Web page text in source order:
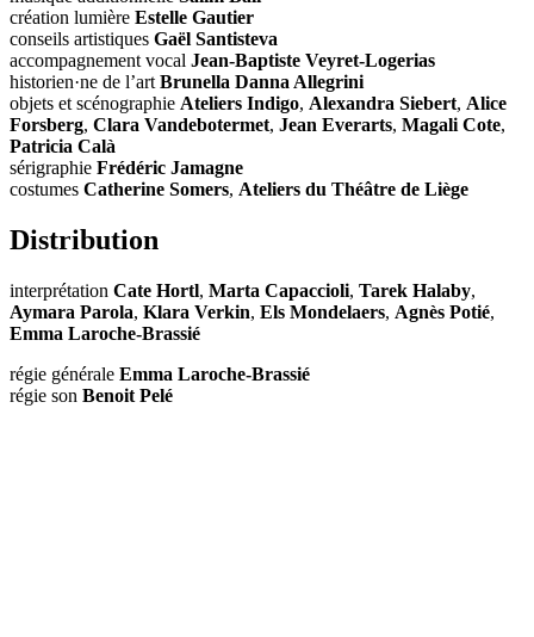
création lumière Estelle Gautier
conseils artistiques Gaël Santisteva
accompagnement vocal Jean-Baptiste Veyret-Logerias
historien·ne de l’art Brunella Danna Allegrini
objets et scénographie Ateliers Indigo, Alexandra Siebert, Alice
Forsberg, Clara Vandebotermet, Jean Everarts, Magali Cote,
Patricia Calà
sérigraphie Frédéric Jamagne
costumes Catherine Somers, Ateliers du Théâtre de Liège
Distribution
interprétation Cate Hortl, Marta Capaccioli, Tarek Halaby,
Aymara Parola, Klara Verkin, Els Mondelaers, Agnès Potié,
Emma Laroche-Brassié
régie générale Emma Laroche-Brassié
régie son Benoit Pelé